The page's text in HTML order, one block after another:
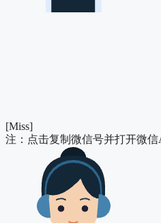
[Miss]
注：点击复制微信号并打开微信